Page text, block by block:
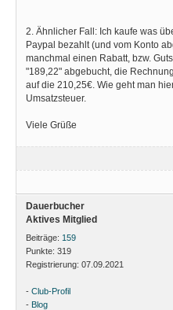
2. Ähnlicher Fall: Ich kaufe was
Paypal bezahlt (und vom Konto
manchmal einen Rabatt, bzw.
"189,22" abgebucht, die
auf die 210,25€. Wie geht man
Umsatzsteuer.
Viele Grüße
Dauerbucher
Aktives Mitglied
Beiträge: 159
Punkte: 319
Registrierung: 07.09.2021
- Club-Profil
- Blog